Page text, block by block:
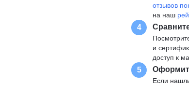
отзывов
на наш
4
и
доступ к
5
Если